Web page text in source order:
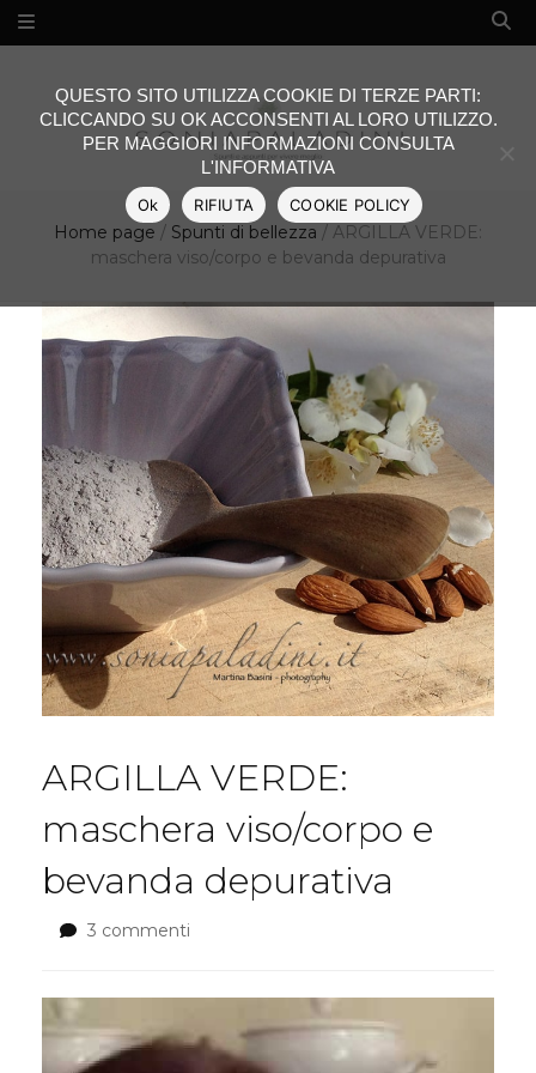
Home page / Spunti di bellezza / ARGILLA VERDE:
maschera viso/corpo e bevanda depurativa
ARGILLA VERDE:
maschera viso/corpo e
bevanda depurativa
3 commenti
viso/corpo
QUESTO SITO UTILIZZA COOKIE DI TERZE PARTI:
CLICCANDO SU OK ACCONSENTI AL LORO UTILIZZO.
PER MAGGIORI INFORMAZIONI CONSULTA
L'INFORMATIVA
Ok RIFIUTA COOKIE POLICY